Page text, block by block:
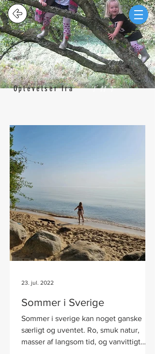
Oplevelser fra THY
Sommer i Sverige
Sommer i sverige kan noget ganske
særligt og uventet. Ro, smuk natur,
masser af langsom tid, og vanvittigt
23. jul. 2022